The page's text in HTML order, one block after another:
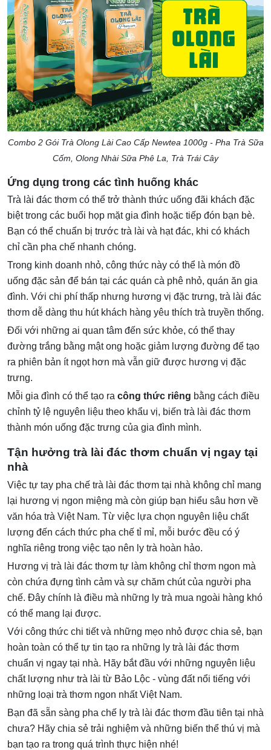
Combo 2 Gói Trà Olong Lài Cao Cấp Newtea 1000g - Pha Trà Sữa
Cốm, Olong Nhài Sữa Phê La, Trà Trái Cây
Ứng dụng trong các tình huống khác
Trà lài đác thơm có thể trở thành thức uống đãi khách đặc
biệt trong các buổi họp mặt gia đình hoặc tiếp đón bạn bè.
Bạn có thể chuẩn bị trước trà lài và hạt đác, khi có khách
chỉ cần pha chế nhanh chóng.
Trong kinh doanh nhỏ, công thức này có thể là món đồ
uống đặc sản để bán tại các quán cà phê nhỏ, quán ăn gia
đình. Với chi phí thấp nhưng hương vị đặc trưng, trà lài đác
thơm dễ dàng thu hút khách hàng yêu thích trà truyền thống.
Đối với những ai quan tâm đến sức khỏe, có thể thay
đường trắng bằng mật ong hoặc giảm lượng đường để tạo
ra phiên bản ít ngọt hơn mà vẫn giữ được hương vị đặc
trưng.
Mỗi gia đình có thể tạo ra công thức riêng bằng cách điều
chỉnh tỷ lệ nguyên liệu theo khẩu vị, biến trà lài đác thơm
thành món uống đặc trưng của gia đình mình.
Tận hưởng trà lài đác thơm chuẩn vị ngay tại
nhà
Việc tự tay pha chế trà lài đác thơm tại nhà không chỉ mang
lại hương vị ngon miệng mà còn giúp bạn hiểu sâu hơn về
văn hóa trà Việt Nam. Từ việc lựa chọn nguyên liệu chất
lượng đến cách thức pha chế tỉ mỉ, mỗi bước đều có ý
nghĩa riêng trong việc tạo nên ly trà hoàn hảo.
Hương vị trà lài đác thơm tự làm không chỉ thơm ngon mà
còn chứa đựng tình cảm và sự chăm chút của người pha
chế. Đây chính là điều mà những ly trà mua ngoài hàng khó
có thể mang lại được.
Với công thức chi tiết và những mẹo nhỏ được chia sẻ, bạn
hoàn toàn có thể tự tin tạo ra những ly trà lài đác thơm
chuẩn vị ngay tại nhà. Hãy bắt đầu với những nguyên liệu
chất lượng như trà lài từ Bảo Lộc - vùng đất nổi tiếng với
những loại trà thơm ngon nhất Việt Nam.
Bạn đã sẵn sàng pha chế ly trà lài đác thơm đầu tiên tại nhà
chưa? Hãy chia sẻ trải nghiệm và những biến thể thú vị mà
bạn tạo ra trong quá trình thực hiện nhé!